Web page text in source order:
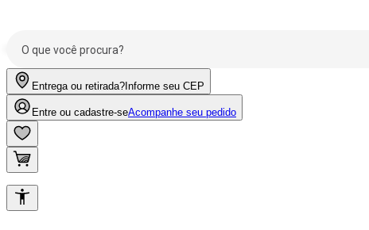
Entrega ou retirada? Informe seu CEP
Entre ou cadastre-seAcompanhe seu pedido